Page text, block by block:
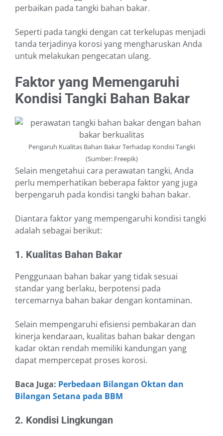
perbaikan pada tangki bahan bakar.
Seperti pada tangki dengan cat terkelupas menjadi
tanda terjadinya korosi yang mengharuskan Anda
untuk melakukan pengecatan ulang.
Faktor yang Memengaruhi
Kondisi Tangki Bahan Bakar
Pengaruh Kualitas Bahan Bakar Terhadap Kondisi Tangki
(Sumber: Freepik)
Selain mengetahui cara perawatan tangki, Anda
perlu memperhatikan beberapa faktor yang juga
berpengaruh pada kondisi tangki bahan bakar.
Diantara faktor yang mempengaruhi kondisi tangki
adalah sebagai berikut:
1. Kualitas Bahan Bakar
Penggunaan bahan bakar yang tidak sesuai
standar yang berlaku, berpotensi pada
tercemarnya bahan bakar dengan kontaminan.
Selain mempengaruhi efisiensi pembakaran dan
kinerja kendaraan, kualitas bahan bakar dengan
kadar oktan rendah memiliki kandungan yang
dapat mempercepat proses korosi.
Baca Juga: Perbedaan Bilangan Oktan dan
Bilangan Setana pada BBM
2. Kondisi Lingkungan